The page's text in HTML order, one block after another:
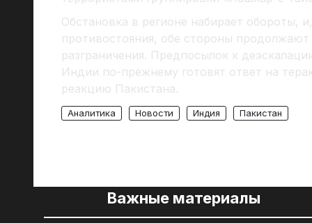
Обстановка в регионе набирает обороты,
противостояния, обе стороны продолжают
разграничения. Предпосылок к
Индии по-прежнему готовят ответ на
реакцию Пакистана.
Аналитика Новости Индия Пакистан
Важные материалы